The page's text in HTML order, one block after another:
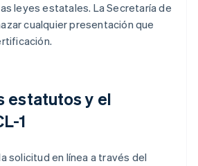
leyes estatales. La Secretaría de
cualquier presentación que
estatutos y el
1
solicitud en línea a través del